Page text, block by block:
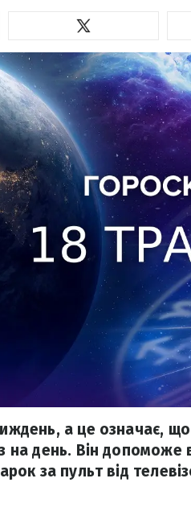
а це означає,
на день. Він
за пульт від